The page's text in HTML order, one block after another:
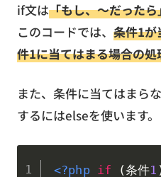
if文は「もし、～だったら
このコードでは、 条件1が
件1に当てはまる場合の処
また、条件に当てはまら
するにはelseを使います。
<?php if (条件1